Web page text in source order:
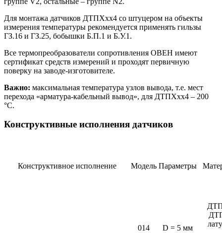
Для монтажа датчиков ДТПХхх4 со штуцером на объекты
измерения температуры рекомендуется применять гильзы
ГЗ.16 и ГЗ.25, бобышки Б.П.1 и Б.У.1.
Все термопреобразователи сопротивления ОВЕН имеют
сертификат средств измерений и проходят первичную
поверку на заводе-изготовителе.
Важно: максимальная температура узлов вывода, т.е. мест
перехода «арматура-кабельный вывод», для ДТПХхх4 – 200
°С.
Конструктивные исполнения датчиков
Конструктивное исполнение Модель Параметры
014 D = 5 мм